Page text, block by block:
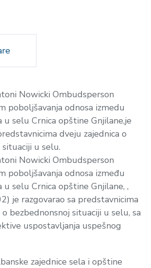
Nowicki Ombudsperson
poboljšavanja odnosa izmedu
u selu Crnica opštine Gnjilane,je
dveju zajednica o
u selu.
Nowicki Ombudsperson
poboljšavanja odnosa između
u selu Crnica opštine Gnjilane, ,
je razgovarao sa predstavnicima
bezbednonsnoj situaciji u selu, sa
uspostavljanja uspešnog
zajednice sela i opštine